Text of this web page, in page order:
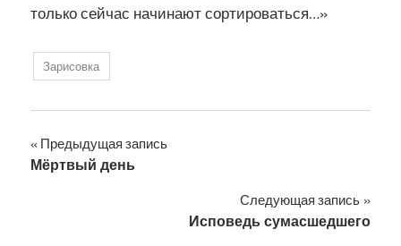
только сейчас начинают сортироваться…»
Зарисовка
Навигация
по
Предыдущая запись
Мёртвый день
Следующая запись
Исповедь сумасшедшего